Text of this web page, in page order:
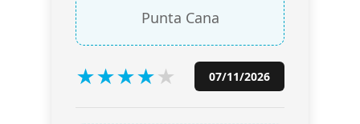
Punta Cana
★★★★★ 07/11/2026